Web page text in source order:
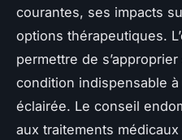
courantes, ses impacts
options thérapeutiques.
permettre de
condition indispensable
éclairée. Le conseil
aux traitements